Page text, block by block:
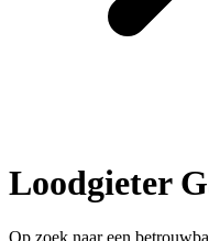
Loodgieter
Op zoek naar een